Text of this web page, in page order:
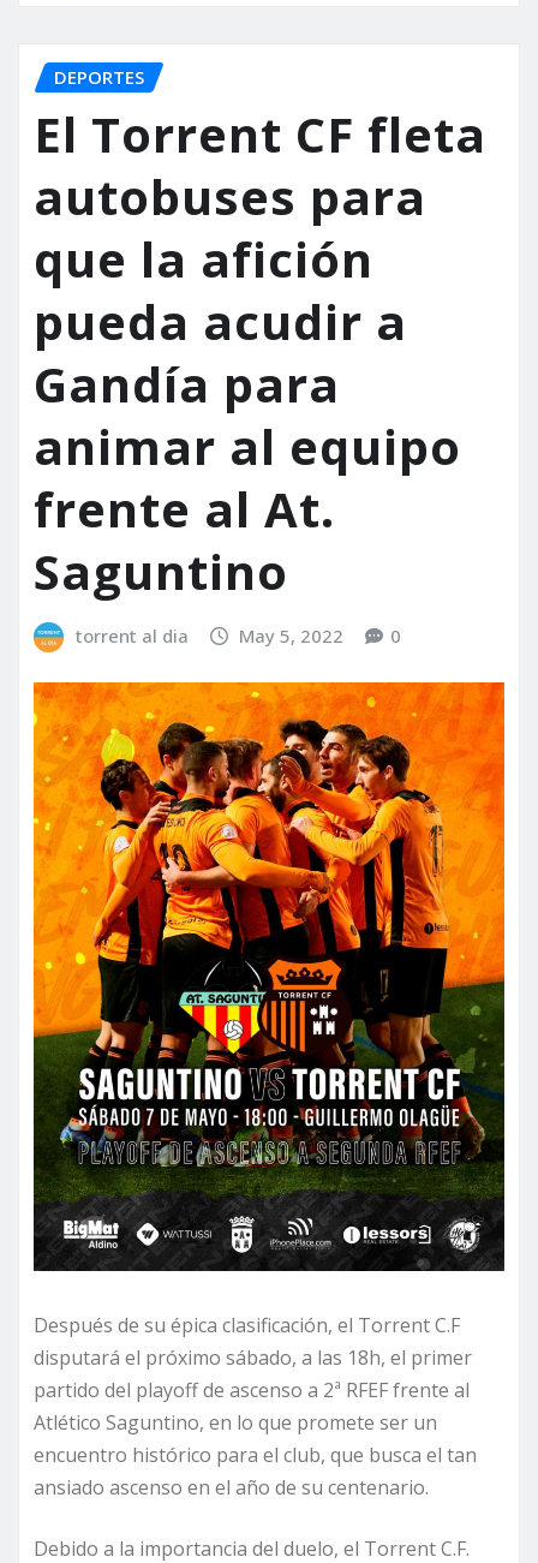
DEPORTES
El Torrent CF fleta
autobuses para
que la afición
pueda acudir a
Gandía para
animar al equipo
frente al At.
Saguntino
torrent al dia May 5, 2022 0
Después de su épica clasificación, el Torrent C.F
disputará el próximo sábado, a las 18h, el primer
partido del playoff de ascenso a 2ª RFEF frente al
Atlético Saguntino, en lo que promete ser un
encuentro histórico para el club, que busca el tan
ansiado ascenso en el año de su centenario.
Debido a la importancia del duelo, el Torrent C.F.